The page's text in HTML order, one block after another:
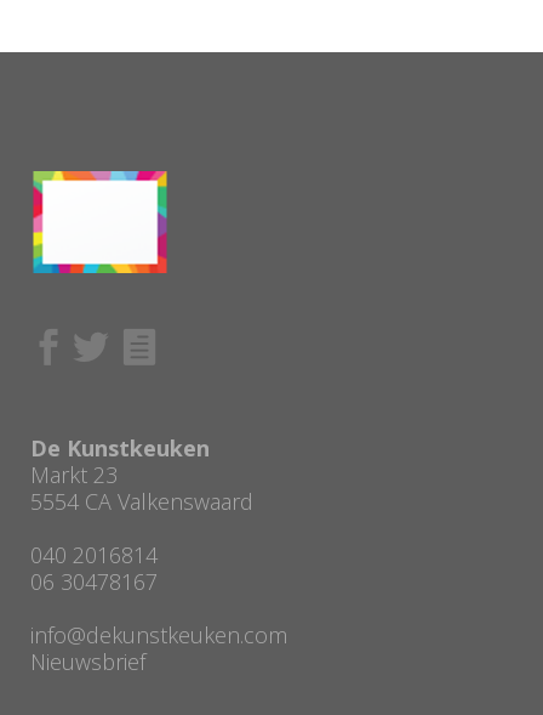
De Kunstkeuken
Markt 23
5554 CA Valkenswaard
040 2016814
06 30478167
info@dekunstkeuken.com
Nieuwsbrief